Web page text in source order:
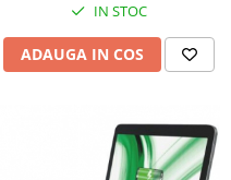
IN STOC
ADAUGA IN COS